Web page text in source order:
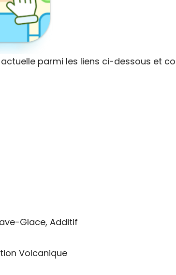
parmi les liens ci-dessous et
Glace, Additif
Volcanique